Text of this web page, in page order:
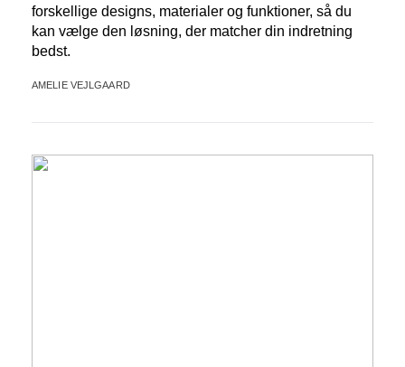
forskellige designs, materialer og funktioner, så du
kan vælge den løsning, der matcher din indretning
bedst.
AMELIE VEJLGAARD